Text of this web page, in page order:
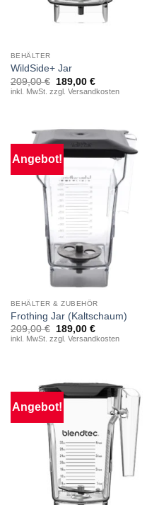
BEHÄLTER
WildSide+ Jar
209,00€
Ursprünglicher
Preis
war:
189,00 €Aktueller
Preis
inkl. MwSt. zzgl. Versandkosten
Angebot!
BEHÄLTER & ZUBEHÖR
Frothing Jar (Kaltschaum)
209,00€
Ursprünglicher
Preis
189,00 €Aktueller
Preis
inkl. MwSt. zzgl. Versandkosten
Angebot!